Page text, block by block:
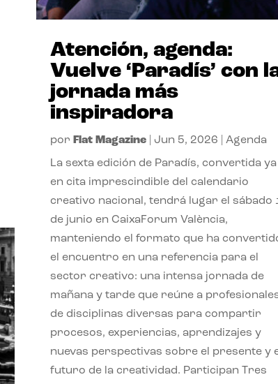
Atención, agenda:
Vuelve ‘Paradís’ con
jornada más
inspiradora
por Flat Magazine| Jun 5, 2026 Agenda
La sexta edición de Paradís, convertida ya
en cita imprescindible del calendario
creativo nacional, tendrá lugar el sábado
de junio en CaixaForum València,
manteniendo el formato que ha
el encuentro en una referencia para el
sector creativo: una intensa jornada de
mañana y tarde que reúne a
de disciplinas diversas para compartir
procesos, experiencias, aprendizajes y
nuevas perspectivas sobre el presente y
futuro de la creatividad. Participan Tres